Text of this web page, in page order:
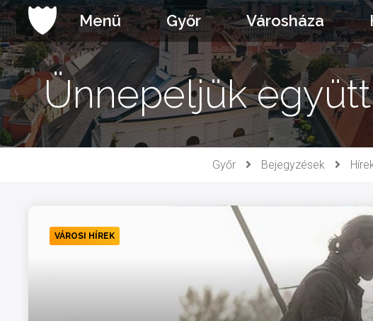
Ugrás
a
tartalomhoz
Menü Győr Városháza
Ünnepeljük
Győr Bejegyzések
VÁROSI HÍREK